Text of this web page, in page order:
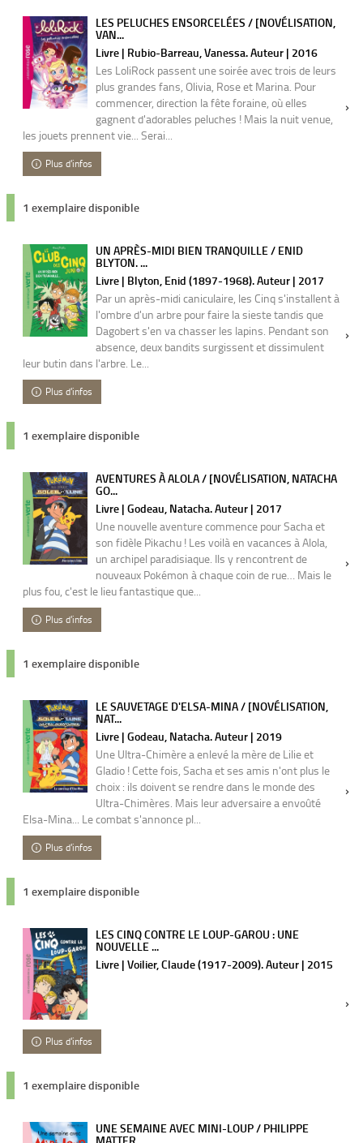
LES PELUCHES ENSORCELÉES / [NOVÉLISATION,
VAN...
Livre | Rubio-Barreau, Vanessa. Auteur | 2016
Les LoliRock passent une soirée avec trois de leurs
plus grandes fans, Olivia, Rose et Marina. Pour
commencer, direction la fête foraine, où elles
gagnent d'adorables peluches ! Mais la nuit venue,
les jouets prennent vie... Serai...
Plus d'infos
1 exemplaire disponible
UN APRÈS-MIDI BIEN TRANQUILLE / ENID
BLYTON. ...
Livre | Blyton, Enid (1897-1968). Auteur | 2017
Par un après-midi caniculaire, les Cinq s'installent à
l'ombre d'un arbre pour faire la sieste tandis que
Dagobert s'en va chasser les lapins. Pendant son
absence, deux bandits surgissent et dissimulent
leur butin dans l'arbre. Le...
Plus d'infos
1 exemplaire disponible
AVENTURES À ALOLA / [NOVÉLISATION, NATACHA
GO...
Livre | Godeau, Natacha. Auteur | 2017
Une nouvelle aventure commence pour Sacha et
son fidèle Pikachu ! Les voilà en vacances à Alola,
un archipel paradisiaque. Ils y rencontrent de
nouveaux Pokémon à chaque coin de rue… Mais le
plus fou, c'est le lieu fantastique que...
Plus d'infos
1 exemplaire disponible
LE SAUVETAGE D'ELSA-MINA / [NOVÉLISATION,
NAT...
Livre | Godeau, Natacha. Auteur | 2019
Une Ultra-Chimère a enlevé la mère de Lilie et
Gladio ! Cette fois, Sacha et ses amis n'ont plus le
choix : ils doivent se rendre dans le monde des
Ultra-Chimères. Mais leur adversaire a envoûté
Elsa-Mina... Le combat s'annonce pl...
Plus d'infos
1 exemplaire disponible
LES CINQ CONTRE LE LOUP-GAROU : UNE
NOUVELLE ...
Livre | Voilier, Claude (1917-2009). Auteur | 2015
Plus d'infos
1 exemplaire disponible
UNE SEMAINE AVEC MINI-LOUP / PHILIPPE